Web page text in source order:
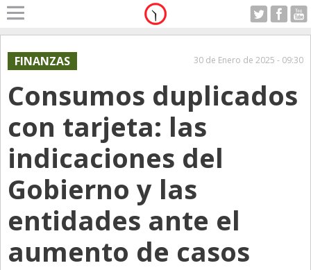
Home
A Motor
Alerta
Anticipo
Campo
Carrera & Emprendedores
Club House
Con Estilo
De Bolsillo
FINANZAS 30 de Enero de 2025 - 09:30
Consumos duplicados
con tarjeta: las
indicaciones del
Gobierno y las
entidades ante el
aumento de casos